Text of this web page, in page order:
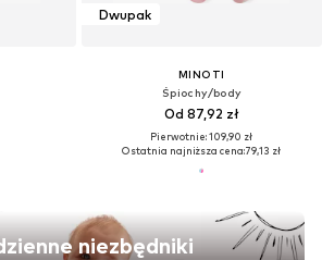
niezbędniki
Dwupak
MINOTI
Śpiochy/body
Od 87,92 zł
Pierwotnie: 109,90 zł
Ostatnia najniższa cena:79,13 zł